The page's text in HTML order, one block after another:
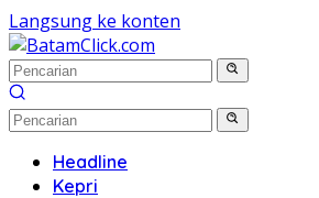
Langsung ke konten
Headline
Kepri